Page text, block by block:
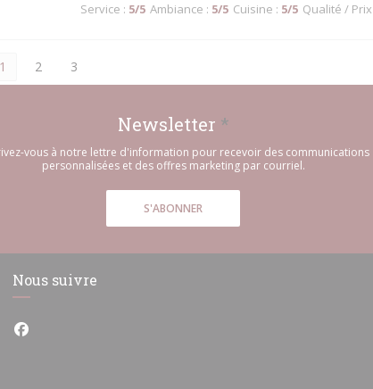
Service : 5/5 Ambiance : 5/5 Cuisine : 5/5 Qualité / Prix
1 2 3
Newsletter *
vous à notre lettre d'information pour recevoir des communications
personnalisées et des offres marketing par courriel.
S'ABONNER
Nous suivre
Facebook ((ouvre une nouvelle fenêtre))